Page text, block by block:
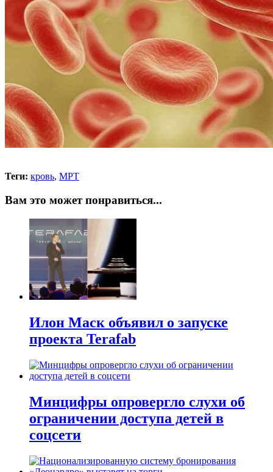
Теги: кровь, МРТ
Вам это может понравиться...
Илон Маск объявил о запуске
проекта Terafab
Минцифры опровергло слухи об
ограничении доступа детей в
соцсети